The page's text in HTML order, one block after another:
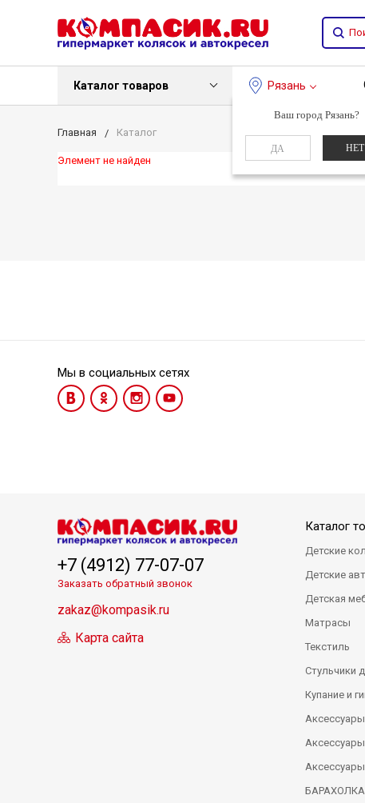
Каталог товаров Рязань
Ваш город Рязань?
ДА НЕТ
Главная Каталог
Элемент не найден
Мы в социальных сетях
+7 (4912) 77-07-07
Заказать обратный звонок
zakaz@kompasik.ru
Карта сайта
Каталог
Детские
Детские
Детская
Матрасы
Текстиль
Стульчики
Купание и
БАРАХОЛКА